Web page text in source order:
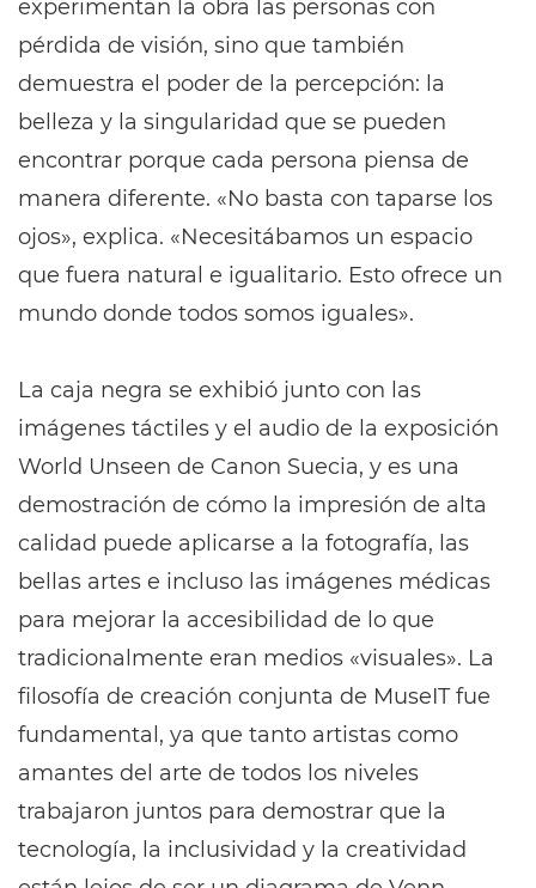
experimentan la obra las personas con
pérdida de visión, sino que también
demuestra el poder de la percepción: la
belleza y la singularidad que se pueden
encontrar porque cada persona piensa de
manera diferente. «No basta con taparse los
ojos», explica. «Necesitábamos un espacio
que fuera natural e igualitario. Esto ofrece un
mundo donde todos somos iguales».
La caja negra se exhibió junto con las
imágenes táctiles y el audio de la exposición
World Unseen de Canon Suecia, y es una
demostración de cómo la impresión de alta
calidad puede aplicarse a la fotografía, las
bellas artes e incluso las imágenes médicas
para mejorar la accesibilidad de lo que
tradicionalmente eran medios «visuales». La
filosofía de creación conjunta de MuseIT fue
fundamental, ya que tanto artistas como
amantes del arte de todos los niveles
trabajaron juntos para demostrar que la
tecnología, la inclusividad y la creatividad